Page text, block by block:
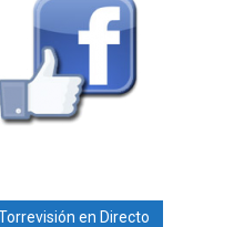
en Directo